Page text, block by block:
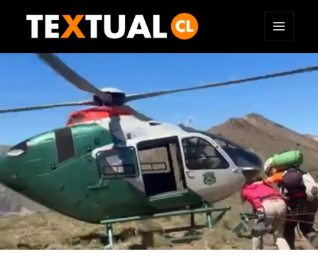
TEXTUAL
WIDGETS